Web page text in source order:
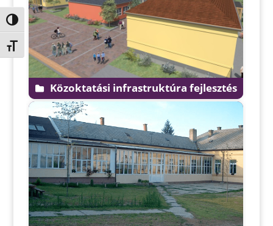
Nagy kontraszt váltása
Betűméret váltása
Közoktatási infrastruktúra fejlesztés